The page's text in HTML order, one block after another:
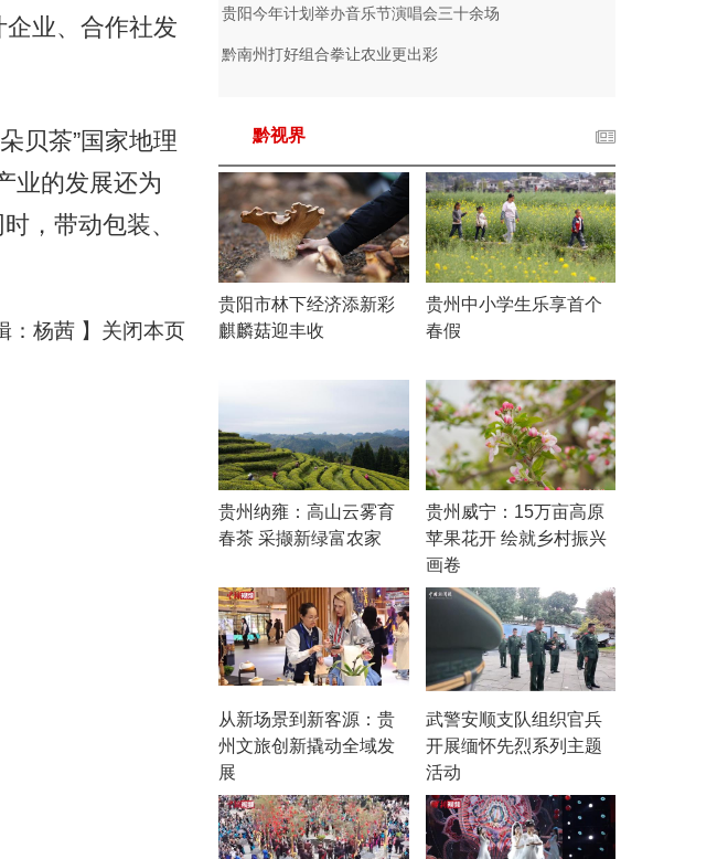
业、合作社发
贝茶”国家地理
业的发展还为
，带动包装、
：杨茜 】 关闭本页
贵阳今年计划举办音乐节演唱会三十余场
黔南州打好组合拳让农业更出彩
黔视界
贵阳市林下经济添新彩
麒麟菇迎丰收
贵州中小学生乐享首个
春假
贵州纳雍：高山云雾育
春茶 采撷新绿富农家
贵州威宁：15万亩高原
苹果花开 绘就乡村振兴
画卷
从新场景到新客源：贵
州文旅创新撬动全域发
展
武警安顺支队组织官兵
开展缅怀先烈系列主题
活动